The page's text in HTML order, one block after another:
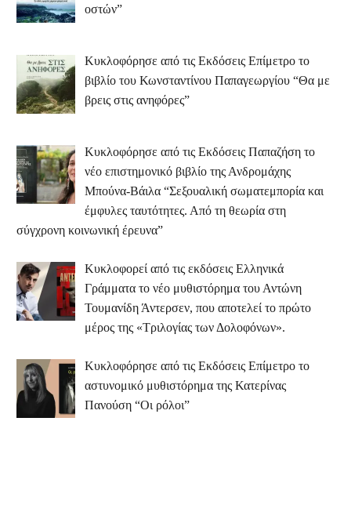
οστών”
Κυκλοφόρησε από τις Εκδόσεις Επίμετρο το
βιβλίο του Κωνσταντίνου Παπαγεωργίου “Θα με
βρεις στις ανηφόρες”
Κυκλοφόρησε από τις Εκδόσεις Παπαζήση το
νέο επιστημονικό βιβλίο της Ανδρομάχης
Μπούνα-Βάιλα “Σεξουαλική σωματεμπορία και
έμφυλες ταυτότητες. Από τη θεωρία στη
σύγχρονη κοινωνική έρευνα”
Κυκλοφορεί από τις εκδόσεις Ελληνικά
Γράμματα το νέο μυθιστόρημα του Αντώνη
Τουμανίδη Άντερσεν, που αποτελεί το πρώτο
μέρος της «Τριλογίας των Δολοφόνων».
Κυκλοφόρησε από τις Εκδόσεις Επίμετρο το
αστυνομικό μυθιστόρημα της Κατερίνας
Πανούση “Οι ρόλοι”